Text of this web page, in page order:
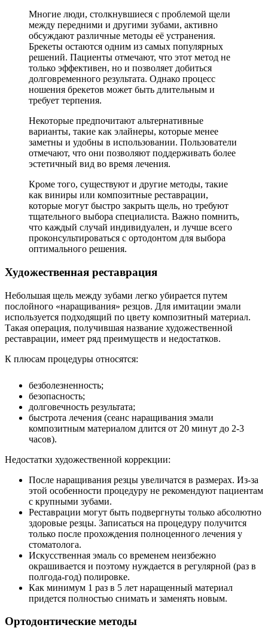
Многие люди, столкнувшиеся с проблемой щели
между передними и другими зубами, активно
обсуждают различные методы её устранения.
Брекеты остаются одним из самых популярных
решений. Пациенты отмечают, что этот метод не
только эффективен, но и позволяет добиться
долговременного результата. Однако процесс
ношения брекетов может быть длительным и
требует терпения.
Некоторые предпочитают альтернативные
варианты, такие как элайнеры, которые менее
заметны и удобны в использовании. Пользователи
отмечают, что они позволяют поддерживать более
эстетичный вид во время лечения.
Кроме того, существуют и другие методы, такие
как виниры или композитные реставрации,
которые могут быстро закрыть щель, но требуют
тщательного выбора специалиста. Важно помнить,
что каждый случай индивидуален, и лучше всего
проконсультироваться с ортодонтом для выбора
оптимального решения.
Художественная реставрация
Небольшая щель между зубами легко убирается путем
послойного «наращивания» резцов. Для имитации эмали
используется подходящий по цвету композитный материал.
Такая операция, получившая название художественной
реставрации, имеет ряд преимуществ и недостатков.
К плюсам процедуры относятся:
безболезненность;
безопасность;
долговечность результата;
быстрота лечения (сеанс наращивания эмали
композитным материалом длится от 20 минут до 2-3
часов).
Недостатки художественной коррекции:
После наращивания резцы увеличатся в размерах. Из-за
этой особенности процедуру не рекомендуют пациентам
с крупными зубами.
Реставрации могут быть подвергнуты только абсолютно
здоровые резцы. Записаться на процедуру получится
только после прохождения полноценного лечения у
стоматолога.
Искусственная эмаль со временем неизбежно
окрашивается и поэтому нуждается в регулярной (раз в
полгода-год) полировке.
Как минимум 1 раз в 5 лет наращенный материал
придется полностью снимать и заменять новым.
Ортодонтические методы